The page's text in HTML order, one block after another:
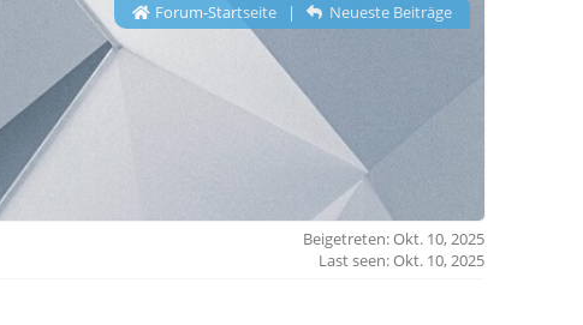
Forum-Startseite| Neueste Beiträge
Beigetreten: Okt. 10, 2025
Last seen: Okt. 10, 2025